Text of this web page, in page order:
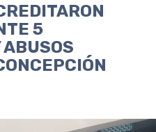
5